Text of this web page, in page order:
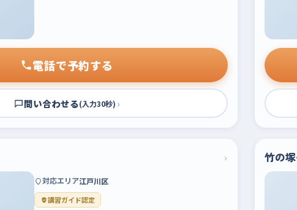
電話で予約する
問い合わせる(入力30秒) ›
›
対応エリア江戸川区
講習ガイド認定
竹の